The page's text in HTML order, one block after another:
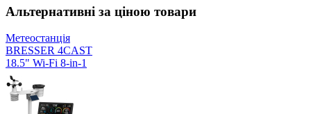
Альтернативні за ціною товари
Метеостанція
BRESSER 4CAST
18.5" Wi-Fi 8-in-1